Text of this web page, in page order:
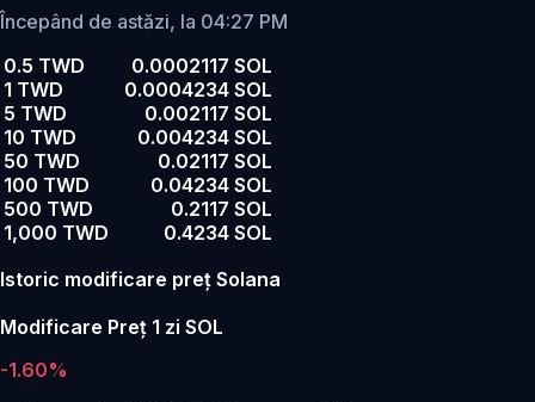
Începând de astăzi, la 04:27 PM
0.5 TWD
0.0002117 SOL
1 TWD
0.0004234 SOL
5 TWD
0.002117 SOL
10 TWD
0.004234 SOL
50 TWD
0.02117 SOL
100 TWD
0.04234 SOL
500 TWD
0.2117 SOL
1,000 TWD
0.4234 SOL
Istoric modificare preț Solana
Modificare Preț 1 zi SOL
-1.60%